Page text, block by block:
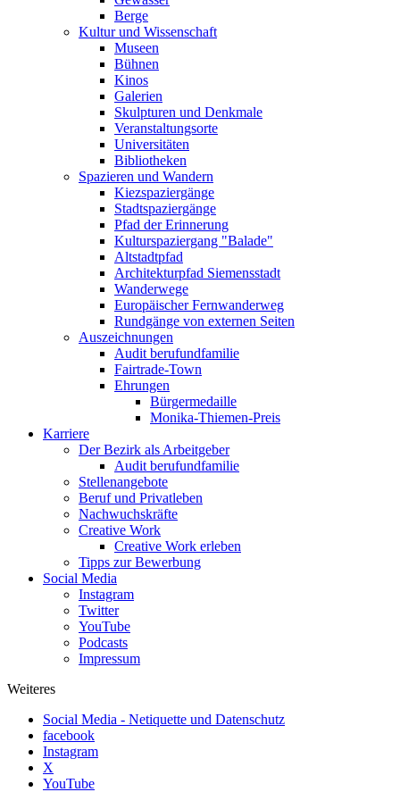
Berge
Kultur und Wissenschaft
Museen
Bühnen
Kinos
Galerien
Skulpturen und Denkmale
Ver­anstaltungs­orte
Universitäten
Bibliotheken
Spazieren und Wandern
Kiez­spaziergänge
Stadt­spaziergänge
Pfad der Erinnerung
Kulturspazier­gang "Balade"
Altstadtpfad
Architekturpfad Siemensstadt
Wanderwege
Europäischer Fernwanderweg
Rundgänge von externen Seiten
Auszeichnungen
Audit berufundfamilie
Fairtrade-Town
Ehrungen
Bürgermedaille
Monika-Thiemen-Preis
Karriere
Der Bezirk als Arbeitgeber
Audit berufundfamilie
Stellenangebote
Beruf und Privatleben
Nachwuchskräfte
Creative Work
Creative Work erleben
Tipps zur Bewerbung
Social Media
Instagram
Twitter
YouTube
Podcasts
Impressum
Weiteres
Social Media - Netiquette und Datenschutz
facebook
Instagram
X
YouTube